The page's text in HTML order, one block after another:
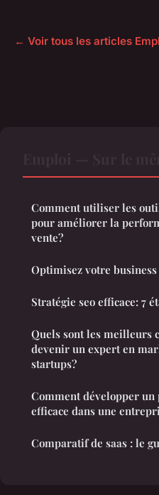
← Voir tous les articles
Comment utiliser les
pour améliorer la
vente?
Optimisez votre
Stratégie seo efficace: 7
Quels sont les meilleurs
devenir un expert en
startups?
Comment développer
efficace dans une
Comparatif de saas : le